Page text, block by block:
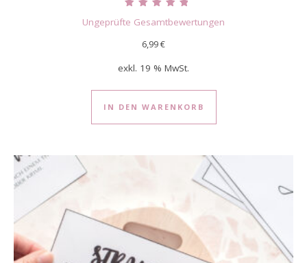
5.00
Ungeprüfte Gesamtbewertungen
6,99€
exkl. 19 % MwSt.
IN DEN WARENKORB